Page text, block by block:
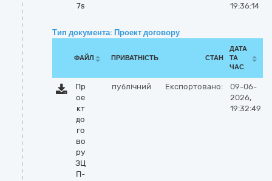
7s
19:36:14
Тип документа: Проект договору
ФАЙЛ ПРИВАТНІСТЬ СТАН
ДАТА
ТА
ЧАС
Пр
ое
кт
до
го
во
ру
ЗЦ
П-
публічний Експортовано:
09-06-
2026,
19:32:49